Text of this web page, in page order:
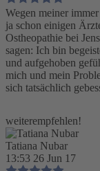
Wegen meiner
ja schon einigen
Ostheopathie bei
sagen: Ich bin
und aufgehoben
mich und mein
sich tatsächlich
weiterempfehlen!
Tatiana Nubar
13:53 26 Jun 17